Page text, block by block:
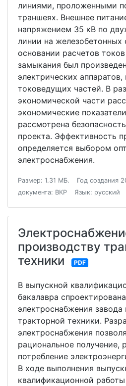
линиями, проложенными
траншеях. Внешнее
напряжением 35 кВ по
линии на железобетонных
основании расчетов
замыкания был
электрических
токоведущих частей. В
экономической части
экономические
рассмотрена
проекта. Эффективность
определяется выбором
электроснабжения.
Размер: 1.31 МБ. Год создания
документа: ВКР
Язык: русский
производству
техники
PDF
В выпускной
бакалавра
электроснабжения
тракторной техники.
электроснабжения
рациональное получение,
потребление
В ходе выполнения
квалификационной